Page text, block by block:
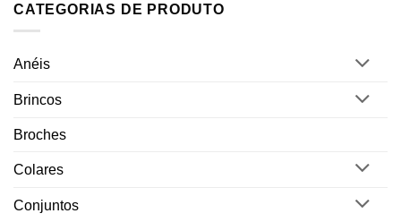
CATEGORIAS DE PRODUTO
Anéis
Brincos
Broches
Colares
Conjuntos